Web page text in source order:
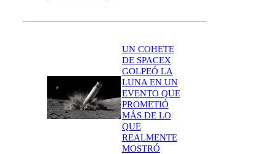
UN COHETE
DE SPACEX
GOLPEÓ LA
LUNA EN UN
EVENTO QUE
PROMETIÓ
MÁS DE LO
QUE
REALMENTE
MOSTRÓ